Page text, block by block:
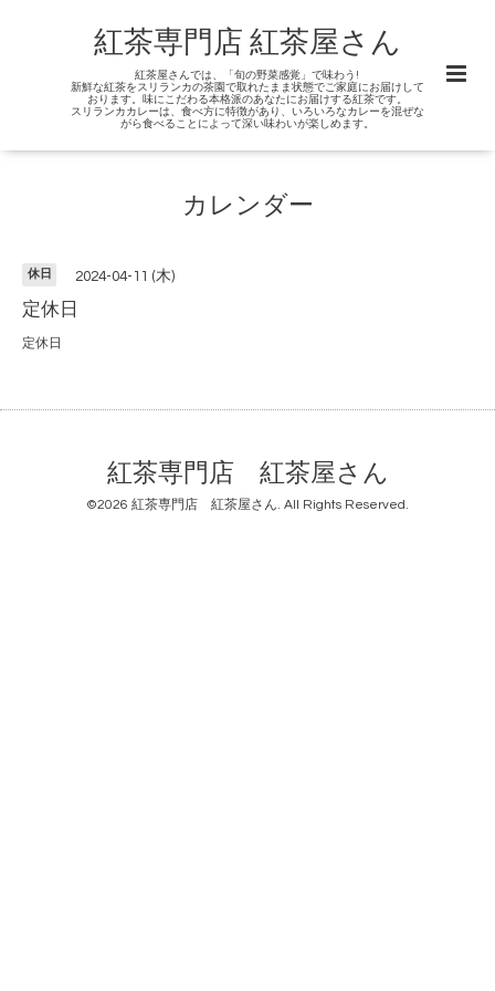
紅茶専門店 紅茶屋さん
紅茶屋さんでは、「旬の野菜感覚」で味わう!
新鮮な紅茶をスリランカの茶園で取れたまま状態でご家庭にお届けして
おります。味にこだわる本格派のあなたにお届けする紅茶です。
スリランカカレーは、食べ方に特徴があり、いろいろなカレーを混ぜな
がら食べることによって深い味わいが楽しめます。
カレンダー
休日 2024-04-11 (木)
定休日
定休日
紅茶専門店 紅茶屋さん
©2026 紅茶専門店 紅茶屋さん. All Rights Reserved.